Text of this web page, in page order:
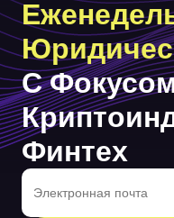
С
Финтех